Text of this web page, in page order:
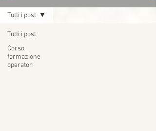
Tutti i post
Corso
formazione
operatori
Tutti i post